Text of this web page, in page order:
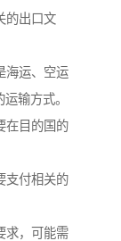
的出口文
海运、空运
输方式。
在目的国的
支付相关的
求，可能需